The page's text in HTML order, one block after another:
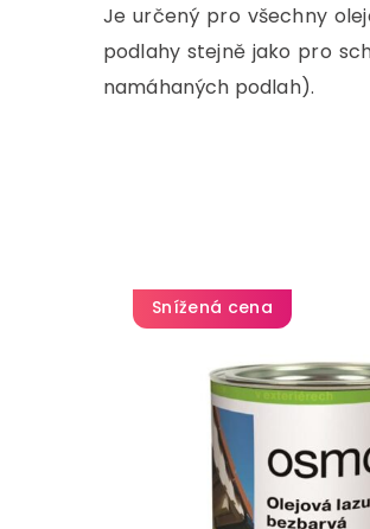
Je určený pro všechny
podlahy stejně jako pro
namáhaných podlah).
Snížená cena